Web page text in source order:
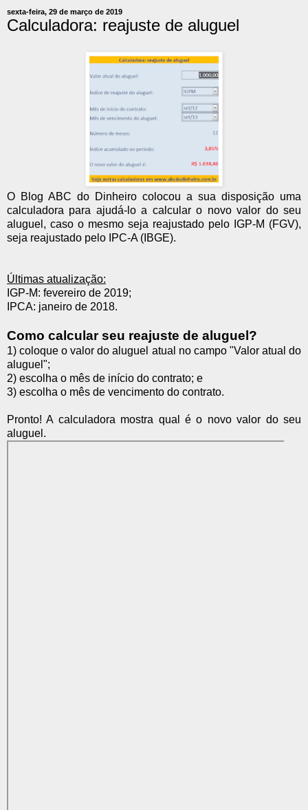
sexta-feira, 29 de março de 2019
Calculadora: reajuste de aluguel
O Blog ABC do Dinheiro colocou a sua disposição uma
calculadora para ajudá-lo a calcular o novo valor do seu
aluguel, caso o mesmo seja reajustado pelo IGP-M (FGV),
seja reajustado pelo IPC-A (IBGE).
Últimas atualização:
IGP-M: fevereiro de 2019;
IPCA: janeiro de 2018.
Como calcular seu reajuste de aluguel?
1) coloque o valor do aluguel atual no campo "Valor atual do
aluguel";
2) escolha o mês de início do contrato; e
3) escolha o mês de vencimento do contrato.
Pronto! A calculadora mostra qual é o novo valor do seu
aluguel.